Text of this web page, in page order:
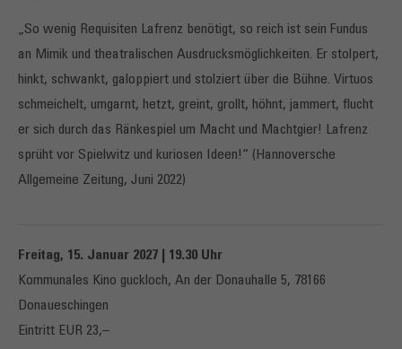
„So wenig Requisiten Lafrenz benötigt, so reich ist sein Fundus
an Mimik und theatralischen Ausdrucksmöglichkeiten. Er stolpert,
hinkt, schwankt, galoppiert und stolziert über die Bühne. Virtuos
schmeichelt, umgarnt, hetzt, greint, grollt, höhnt, jammert, flucht
er sich durch das Ränkespiel um Macht und Machtgier! Lafrenz
sprüht vor Spielwitz und kuriosen Ideen!“ (Hannoversche
Allgemeine Zeitung, Juni 2022)
Freitag, 15. Januar 2027 | 19.30 Uhr
Kommunales Kino guckloch, An der Donauhalle 5, 78166
Donaueschingen
Eintritt EUR 23,–